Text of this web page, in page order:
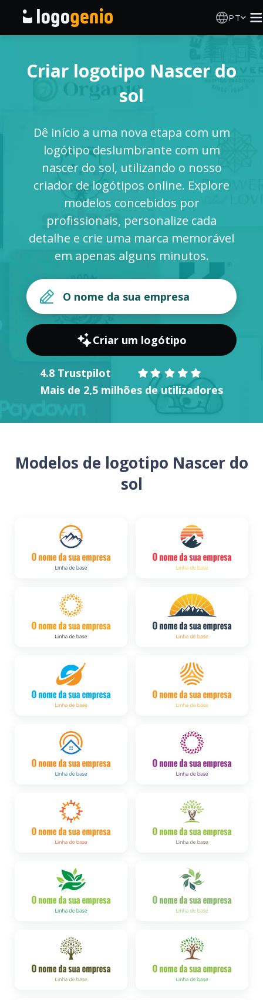
PT
Gerador de logótipos IA
Produtos impressos
Sobre
INICIAR SESSÃO
Criar logotipo Nascer do
sol
Dê início a uma nova etapa com um
logótipo deslumbrante com um
nascer do sol, utilizando o nosso
criador de logótipos online. Explore
modelos concebidos por
profissionais, personalize cada
detalhe e crie uma marca memorável
em apenas alguns minutos.
Criar um logótipo
4.8 Trustpilot
Mais de 2,5 milhões de utilizadores
Modelos de logotipo Nascer do
sol